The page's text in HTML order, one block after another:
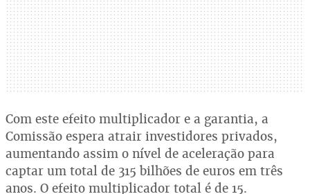
Com este efeito multiplicador e a garantia, a
Comissão espera atrair investidores privados,
aumentando assim o nível de aceleração para
captar um total de 315 bilhões de euros em três
anos. O efeito multiplicador total é de 15.